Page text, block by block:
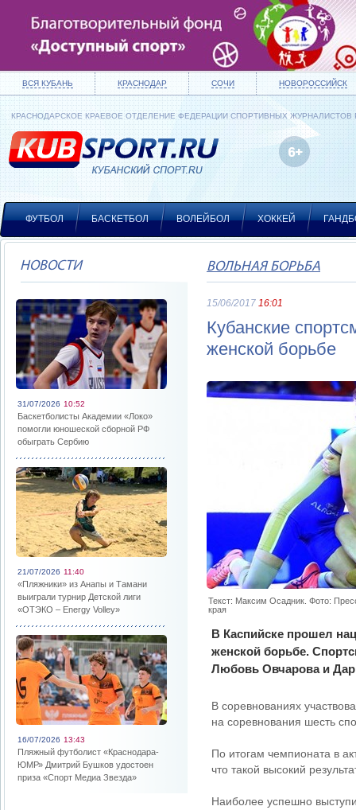
ВСЯ КУБАНЬ КРАСНОДАР СОЧИ НОВОРОССИЙСК
КРАСНОДАРСКОЕ КРАЕВОЕ ОТДЕЛЕНИЕ ФЕДЕРАЦИИ СПОРТИВНЫХ ЖУРНАЛИСТОВ
ФУТБОЛ БАСКЕТБОЛ ВОЛЕЙБОЛ ХОККЕЙ
НОВОСТИ
31/07/2026 10:52
Баскетболисты Академии «Локо»
помогли юношеской сборной РФ
обыграть Сербию
21/07/2026 11:40
«Пляжники» из Анапы и Тамани
выиграли турнир Детской лиги
«ОТЭКО – Energy Volley»
16/07/2026 13:43
Пляжный футболист «Краснодара-
ЮМР» Дмитрий Бушков удостоен
приза «Спорт Медиа Звезда»
ВОЛЬНАЯ БОРЬБА
15/06/2017 16:01
Кубанские
женской борьбе
Текст: Максим Осадник. Фото:
края
В Каспийске прошел
женской борьбе.
Любовь Овчарова и
В соревнованиях
на соревнования шесть
По итогам чемпионата в
что такой высокий
Наиболее успешно